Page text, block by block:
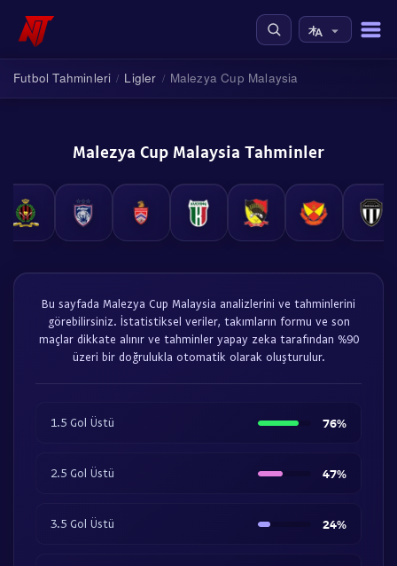
Futbol Tahminleri / Ligler / Malezya Cup Malaysia
Malezya Cup Malaysia Tahminler
Bu sayfada Malezya Cup Malaysia analizlerini ve tahminlerini
görebilirsiniz. İstatistiksel veriler, takımların formu ve son
maçlar dikkate alınır ve tahminler yapay zeka tarafından %90
üzeri bir doğrulukla otomatik olarak oluşturulur.
1.5 Gol Üstü 76%
2.5 Gol Üstü 47%
3.5 Gol Üstü 24%